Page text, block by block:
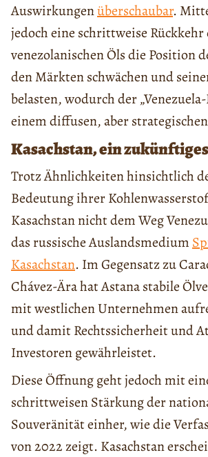
Auswirkungenüberschaubar.
jedoch eine schrittweise Rückkehr
venezolanischen Öls die Position
den Märkten schwächen und
belasten, wodurch der
einem diffusen, aber
Kasachstan, ein
Trotz Ähnlichkeiten hinsichtlich
Bedeutung ihrer
Kasachstan nicht dem Weg
das russische Auslandsmedium
Kasachstan. Im Gegensatz zu
Chávez-Ära hat Astana stabile
mit westlichen Unternehmen
und damit Rechtssicherheit und
Investoren gewährleistet.
Diese Öffnung geht jedoch mit
schrittweisen Stärkung der
Souveränität einher, wie die
von 2022 zeigt. Kasachstan